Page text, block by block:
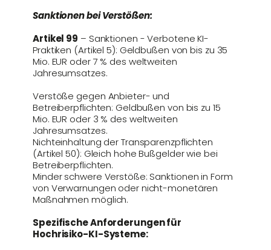
Sanktionen bei Verstößen:
Artikel 99 – Sanktionen - Verbotene KI-
Praktiken (Artikel 5): Geldbußen von bis zu 35
Mio. EUR oder 7 % des weltweiten
Jahresumsatzes.
Verstöße gegen Anbieter- und
Betreiberpflichten: Geldbußen von bis zu 15
Mio. EUR oder 3 % des weltweiten
Jahresumsatzes.
Nichteinhaltung der Transparenzpflichten
(Artikel 50): Gleich hohe Bußgelder wie bei
Betreiberpflichten.
Minder schwere Verstöße: Sanktionen in Form
von Verwarnungen oder nicht-monetären
Maßnahmen möglich​.
Spezifische Anforderungen für
Hochrisiko-KI-Systeme: